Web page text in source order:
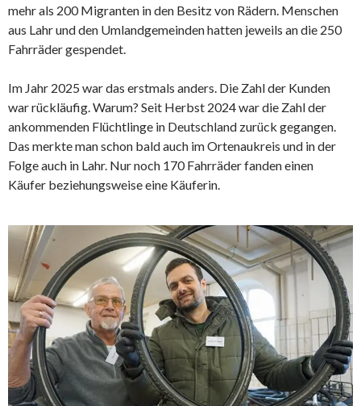
mehr als 200 Migranten in den Besitz von Rädern. Menschen
aus Lahr und den Umlandgemeinden hatten jeweils an die 250
Fahrräder gespendet.
Im Jahr 2025 war das erstmals anders. Die Zahl der Kunden
war rückläufig. Warum? Seit Herbst 2024 war die Zahl der
ankommenden Flüchtlinge in Deutschland zurück gegangen.
Das merkte man schon bald auch im Ortenaukreis und in der
Folge auch in Lahr. Nur noch 170 Fahrräder fanden einen
Käufer beziehungsweise eine Käuferin.